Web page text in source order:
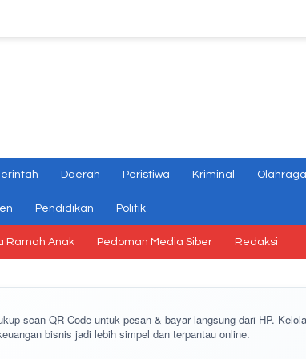
Daerah Peristiwa Kriminal Olahraga
Pendidikan Politik
Ramah Anak Pedoman Media Siber Redaksi
scan QR Code untuk pesan & bayar langsung dari HP. Kelola
bisnis jadi lebih simpel dan terpantau online.